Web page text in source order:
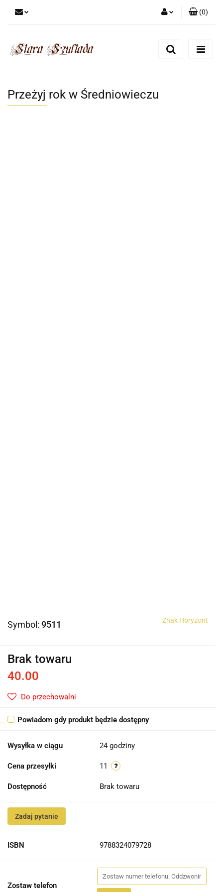
Zarejestruj się
(0)
Przeżyj rok w Średniowieczu
Symbol: 9511 Znak Horyzont
Brak towaru
40.00
Do przechowalni
Powiadom gdy produkt będzie dostępny
Wysyłka w ciągu 24 godziny
Cena przesyłki 11
Dostępność Brak towaru
Zadaj pytanie
ISBN 9788324079728
Zostaw telefon